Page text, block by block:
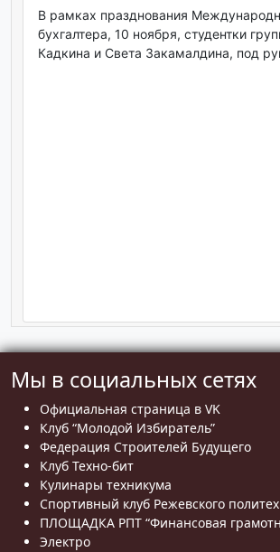
В рамках празднования
бухгалтера, 10 ноября, студентки
Кадкина и Света Закамалдина, под
Мы в социальных сетях
Официальная страница в VK
Клуб “Молодой Избиратель”
Федерация Строителей Будущего
Клуб Техно-бит
Кулинары техникума
Спортивный клуб Режевского
ПЛОЩАДКА РПТ “Финансовая
Электро